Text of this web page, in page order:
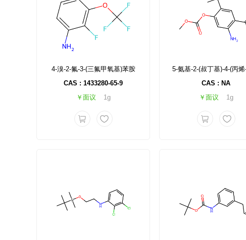
4-溴-2-氟-3-(三氟甲氧基)苯胺
CAS : 1433280-65-9
￥面议
1g
CAS : NA
￥面议
1g